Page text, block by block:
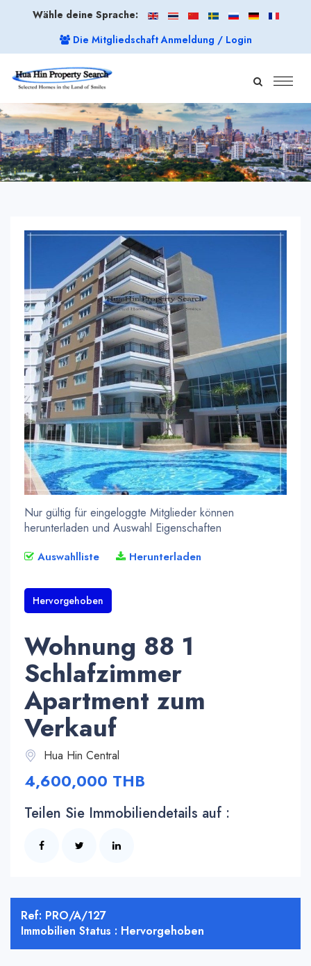
Wähle deine Sprache:
Die Mitgliedschaft Anmeldung / Login
Nur gültig für eingeloggte Mitglieder können
herunterladen und Auswahl Eigenschaften
Auswahlliste Herunterladen
Hervorgehoben
Wohnung 88 1
Schlafzimmer
Apartment zum
Verkauf
Hua Hin Central
4,600,000 THB
Teilen Sie Immobiliendetails auf :
Ref: PRO/A/127
Immobilien Status : Hervorgehoben